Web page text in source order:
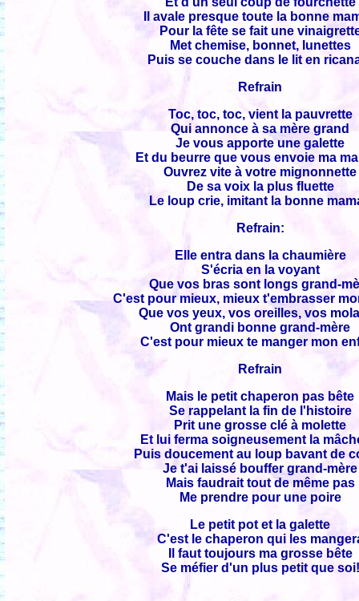
Il avale presque toute la bonne
Pour la fête se fait une
Met chemise, bonnet, lunettes
Puis se couche dans le lit en
Refrain
Toc, toc, toc, vient la pauvrette
Qui annonce à sa mère grand
Je vous apporte une galette
Et du beurre que vous envoie ma
Ouvrez vite à votre mignonnette
De sa voix la plus fluette
Le loup crie, imitant la bonne
Refrain:
Elle entra dans la chaumière
S'écria en la voyant
Que vos bras sont longs grand-
C'est pour mieux, mieux t'embrasser
Que vos yeux, vos oreilles, vos
Ont grandi bonne grand-mère
C'est pour mieux te manger mon
Refrain
Mais le petit chaperon pas bête
Se rappelant la fin de l'histoire
Prit une grosse clé à molette
Et lui ferma soigneusement la
Puis doucement au loup bavant de
Je t'ai laissé bouffer grand-mère
Mais faudrait tout de même pas
Me prendre pour une poire
Le petit pot et la galette
C'est le chaperon qui les
Il faut toujours ma grosse bête
Se méfier d'un plus petit que soi!